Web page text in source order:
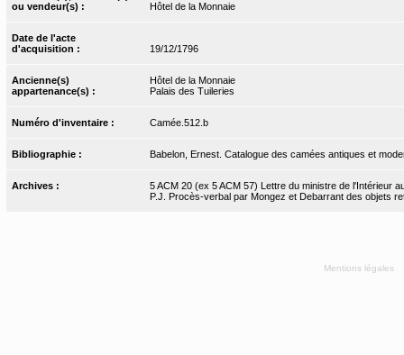
ou vendeur(s) :
Hôtel de la Monnaie
Date de l'acte
d'acquisition :
19/12/1796
Ancienne(s)
appartenance(s) :
Hôtel de la Monnaie
Palais des Tuileries
Numéro d'inventaire : Camée.512.b
Bibliographie : Babelon, Ernest. Catalogue des camées antiques et
Archives :
5 ACM 20 (ex 5 ACM 57) Lettre du ministre de l'Intérieur
P.J. Procès-verbal par Mongez et Debarrant des objets
Mentions légales